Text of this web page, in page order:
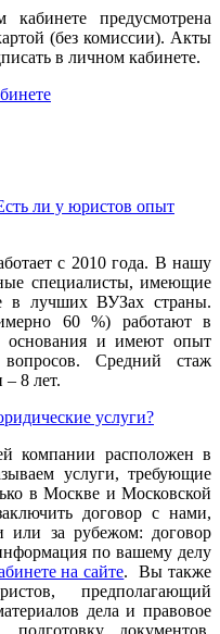
предусмотрена
(без комиссии). Акты
в личном кабинете.
ли у юристов опыт
с 2010 года. В нашу
специалисты, имеющие
в лучших ВУЗах страны.
60 %) работают в
основания и имеют опыт
Средний стаж
8 лет.
услуги?
компании расположен в
услуги, требующие
в Москве и Московской
договор с нами,
или за рубежом: договор
по вашему делу
на сайте. Вы также
предполагающий
дела и правовое
документов,